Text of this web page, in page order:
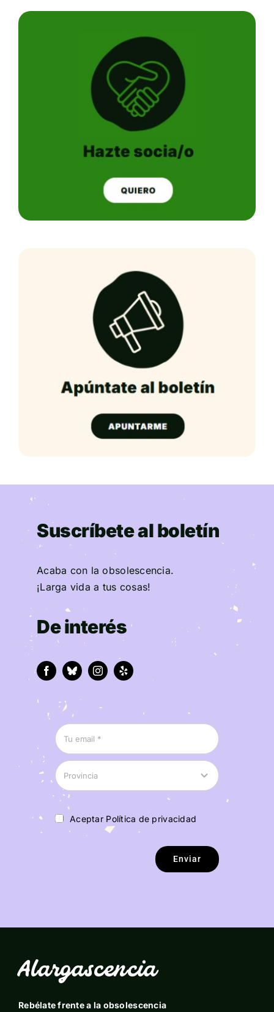
Suscríbete al boletín
Acaba con la obsolescencia.
¡Larga vida a tus cosas!
De interés
Aceptar Política de privacidad
Enviar
Alargascencia
Rebélate frente a la obsolescencia